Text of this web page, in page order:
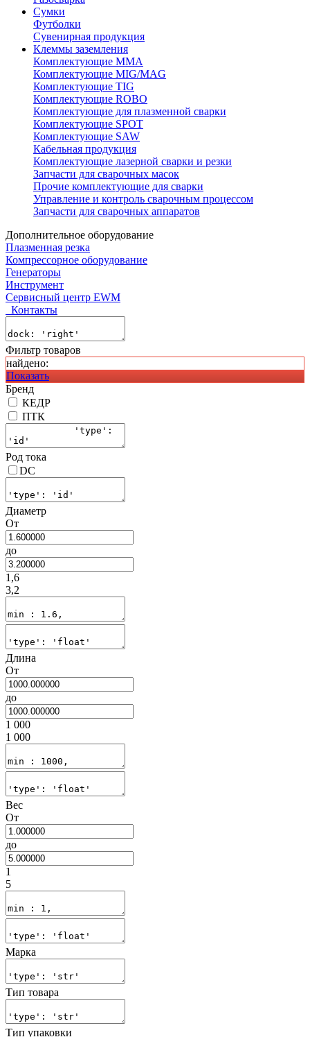
Сумки
Футболки
Сувенирная продукция
Клеммы заземления
Комплектующие ММА
Комплектующие MIG/MAG
Комплектующие TIG
Комплектующие ROBO
Комплектующие для плазменной сварки
Комплектующие SPOT
Комплектующие SAW
Кабельная продукция
Комплектующие лазерной сварки и резки
Запчасти для сварочных масок
Прочие комплектующие для сварки
Управление и контроль сварочным процессом
Запчасти для сварочных аппаратов
Дополнительное оборудование
Плазменная резка
Компрессорное оборудование
Генераторы
Инструмент
Сервисный центр EWM
Контакты
Фильтр товаров
найдено:
Показать
Бренд
КЕДР
ПТК
Род тока
DC
Диаметр
От
до
1,6
3,2
Длина
От
до
1 000
1 000
Вес
От
до
1
5
Марка
Тип товара
Тип упаковки